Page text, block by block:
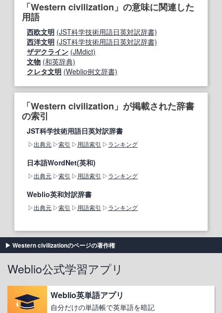
「Western civilization」の意味に関連した
用語
西欧文明 (JST科学技術用語日英対訳辞書)
西洋文明 (JST科学技術用語日英対訳辞書)
ザデクライン (JMdict)
文物 (和英辞典)
クレタ文明 (Weblio例文辞書)
「Western civilization」が掲載された辞書
の索引
JST科学技術用語日英対訳辞書
出典元 索引 用語索引 ランキング
日本語WordNet(英和)
出典元 索引 用語索引 ランキング
Weblio英和対訳辞書
出典元 索引 用語索引 ランキング
Western civilizationのページの著作権
Weblio公式学習アプリ
Weblio英単語アプリ
自分だけの単語帳で英単語を暗記